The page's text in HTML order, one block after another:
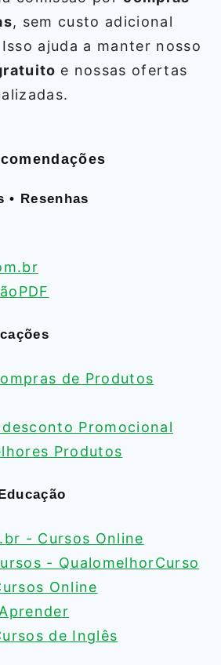
, sem custo adicional
ajuda a manter nosso
e nossas ofertas
• Resenhas
de Produtos
Promocional
Produtos
- Cursos Online
- QualomelhorCurso
Online
de Inglês